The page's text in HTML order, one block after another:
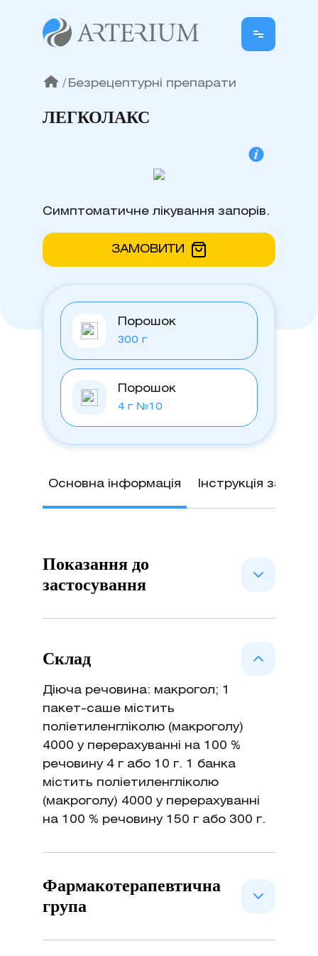
/ Безрецептурні препарати
ЛЕГКОЛАКС
Симптоматичне лікування запорів.
ЗАМОВИТИ
Порошок
300 г
Порошок
4 г №10
Основна інформація Інструкція
Показання до
застосування
Склад
Діюча речовина: макрогол; 1
пакет-саше містить
поліетиленгліколю (макроголу)
4000 у перерахуванні на 100 %
речовину 4 г або 10 г. 1 банка
містить поліетиленгліколю
(макроголу) 4000 у перерахуванні
на 100 % речовину 150 г або 300 г.
Фармакотерапевтична
група